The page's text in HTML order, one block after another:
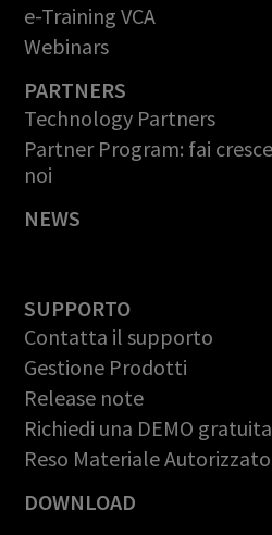
e-Training VCA
Webinars
PARTNERS
Technology Partners
Partner Program: fai
noi
NEWS
SUPPORTO
Contatta il supporto
Gestione Prodotti
Release note
Richiedi una DEMO gratuita
Reso Materiale
DOWNLOAD